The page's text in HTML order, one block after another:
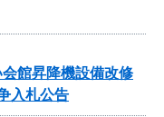
会館昇降機設備改修
入札公告